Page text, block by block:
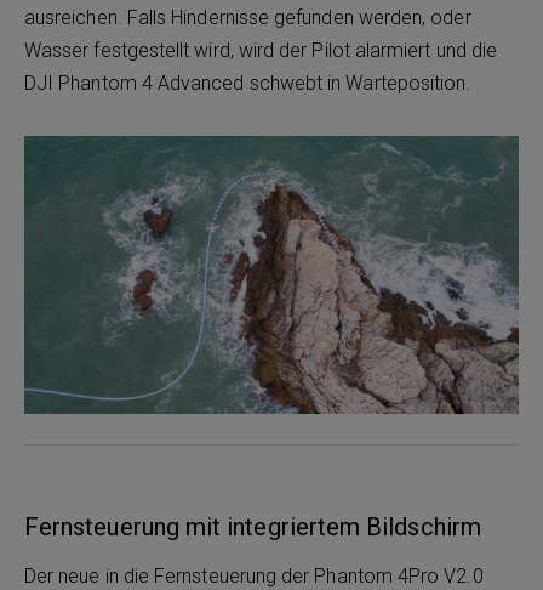
ausreichen. Falls Hindernisse gefunden werden, oder
Wasser festgestellt wird, wird der Pilot alarmiert und die
DJI Phantom 4 Advanced schwebt in Warteposition.
Fernsteuerung mit integriertem Bildschirm
Der neue in die Fernsteuerung der Phantom 4Pro V2.0